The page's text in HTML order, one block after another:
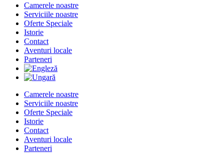
Camerele noastre
Serviciile noastre
Oferte Speciale
Istorie
Contact
Aventuri locale
Parteneri
Camerele noastre
Serviciile noastre
Oferte Speciale
Istorie
Contact
Aventuri locale
Parteneri